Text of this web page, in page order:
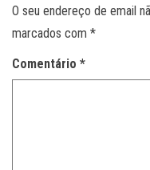
O seu endereço de email
marcados com *
Comentário *